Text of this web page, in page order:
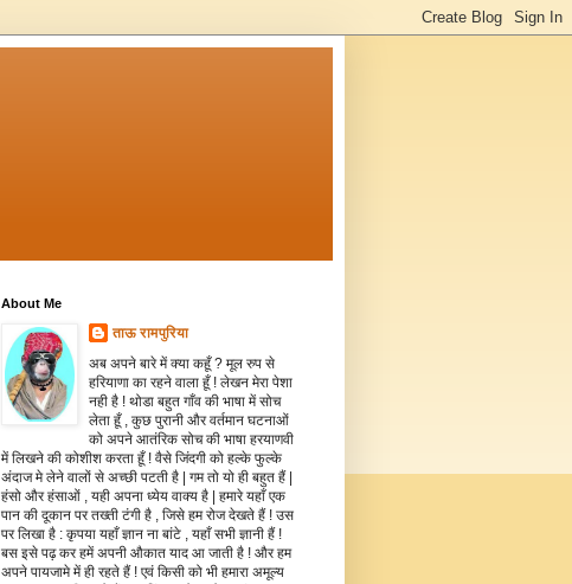
About Me
ताऊ रामपुरिया
अब अपने बारे में क्या कहूँ ? मूल रुप से
हरियाणा का रहने वाला हूँ ! लेखन मेरा पेशा
नही है ! थोडा बहुत गाँव की भाषा में सोच
लेता हूँ , कुछ पुरानी और वर्तमान घटनाओं
को अपने आतंरिक सोच की भाषा हरयाणवी
में लिखने की कोशीश करता हूँ ! वैसे जिंदगी को हल्के फुल्के
अंदाज मे लेने वालों से अच्छी पटती है | गम तो यो ही बहुत हैं |
हंसो और हंसाओं , यही अपना ध्येय वाक्य है | हमारे यहाँ एक
पान की दूकान पर तख्ती टंगी है , जिसे हम रोज देखते हैं ! उस
पर लिखा है : कृपया यहाँ ज्ञान ना बांटे , यहाँ सभी ज्ञानी हैं !
बस इसे पढ़ कर हमें अपनी औकात याद आ जाती है ! और हम
अपने पायजामे में ही रहते हैं ! एवं किसी को भी हमारा अमूल्य